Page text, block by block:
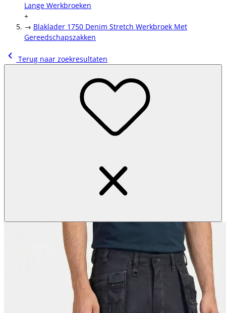
Lange Werkbroeken
+
→ Blaklader 1750 Denim Stretch Werkbroek Met
Gereedschapszakken
Terug naar zoekresultaten